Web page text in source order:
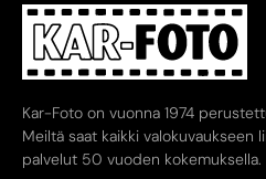
Kar-Foto on vuonna 1974
Meiltä saat kaikki
palvelut 50 vuoden kokemuksella.